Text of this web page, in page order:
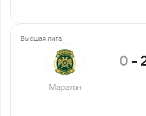
Высшая лига
Маратон
0 -